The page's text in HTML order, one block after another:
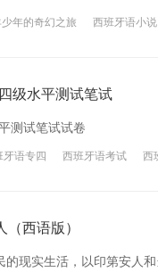
年的奇幻之旅 西班牙语小说
级水平测试笔试
测试笔试试卷
牙语专四 西班牙语考试 西
西语版）
现实生活，以印第安人